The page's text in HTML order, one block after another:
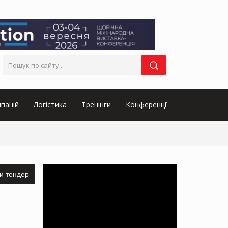
Логістика Тренінги Конференції
тендер